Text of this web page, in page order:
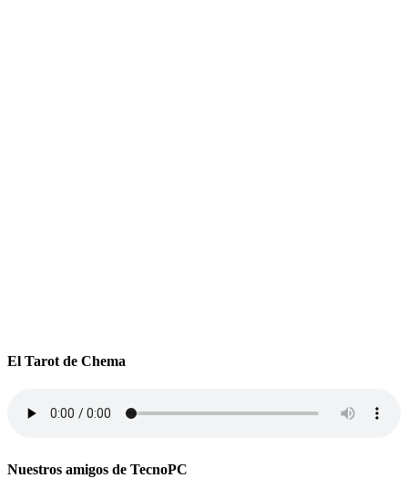
El Tarot de Chema
Nuestros amigos de TecnoPC